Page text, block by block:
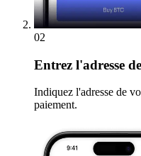
02
Entrez l'adresse
Indiquez l'adresse de
paiement.